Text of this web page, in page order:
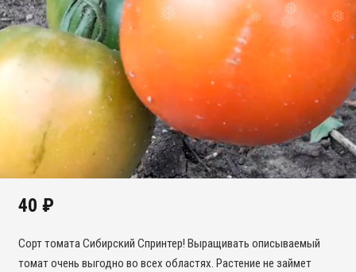
40 ₽
Сорт томата Сибирский Спринтер! Выращивать описываемый
томат очень выгодно во всех областях. Растение не займет